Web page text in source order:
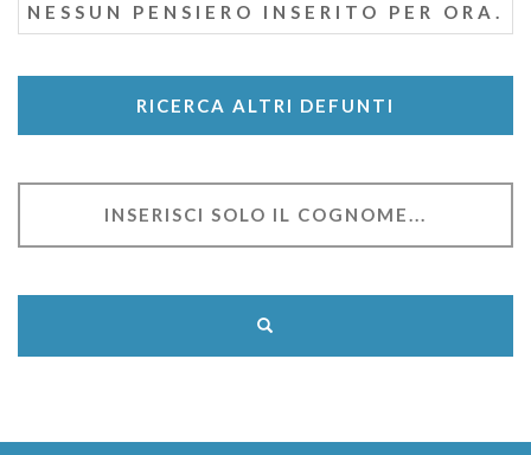
NESSUN PENSIERO INSERITO PER ORA.
RICERCA ALTRI DEFUNTI